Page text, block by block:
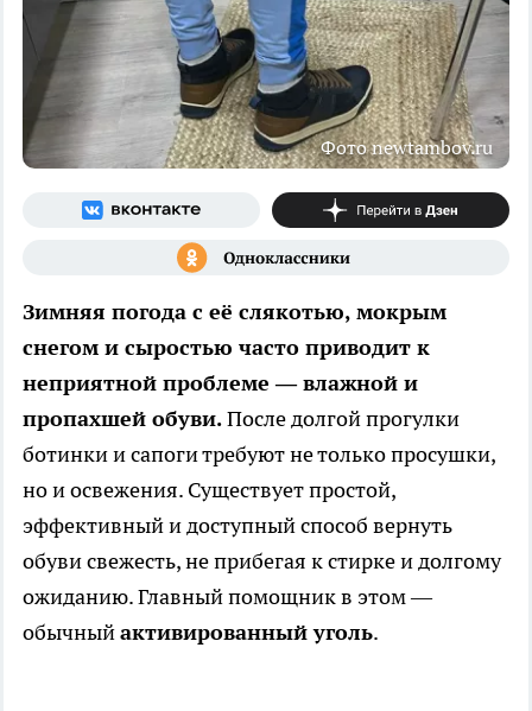
Фото newtambov.ru
Зимняя погода с её слякотью, мокрым
снегом и сыростью часто приводит к
неприятной проблеме — влажной и
пропахшей обуви.После долгой прогулки
ботинки и сапоги требуют не только просушки,
но и освежения. Существует простой,
эффективный и доступный способ вернуть
обуви свежесть, не прибегая к стирке и долгому
ожиданию. Главный помощник в этом —
обычныйактивированный уголь.